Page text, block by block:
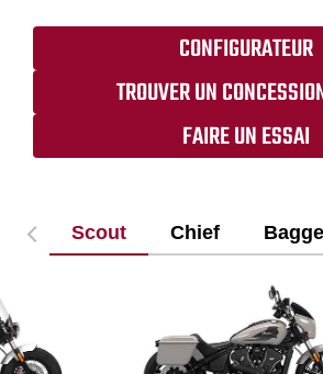
CONFIGURATEUR
TROUVER UN
FAIRE UN ESSAI
Scout Chief